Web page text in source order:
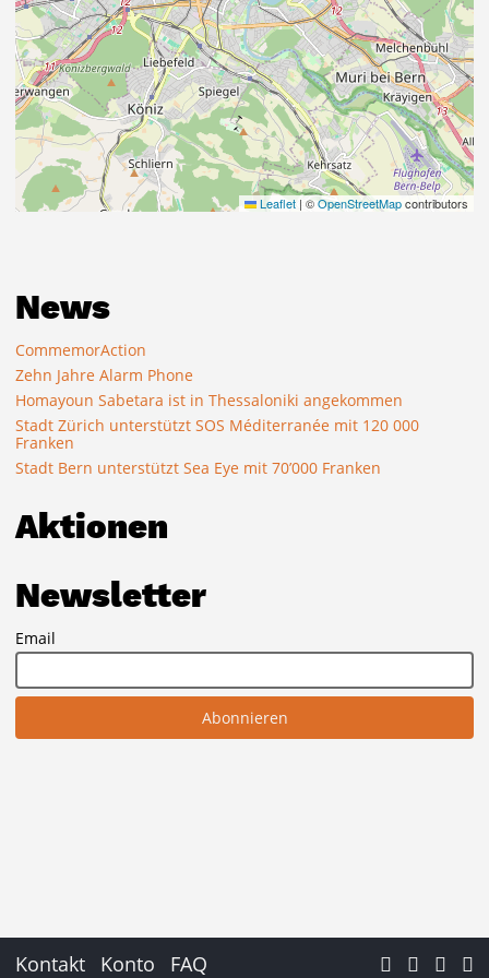
Leaflet | ©OpenStreetMapcontributors
News
CommemorAction
Zehn Jahre Alarm Phone
Homayoun Sabetara ist in Thessaloniki angekommen
Stadt Zürich unterstützt SOS Méditerranée mit 120 000
Franken
Stadt Bern unterstützt Sea Eye mit 70’000 Franken
Aktionen
Newsletter
Email
Kontakt Konto FAQ